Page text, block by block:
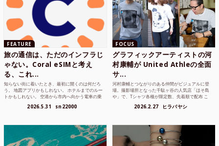
FEATURE
旅の通信は、ただのインフラじ
ゃない。Coral eSIMと考え
る、これ...
知らない街に着いたとき、最初に開くのは何だろ
う。 地図アプリかもしれない。 ホテルまでのルー
トかもしれない。 空港から市内へ向かう電車の乗
2026.5.31 sn22000
FOCUS
グラフィックアーティストの河
村康輔が United Athleの全面
サ...
河村康輔とつながりのある仲間がビジュアルに登
場。撮影場所となった千駄ヶ谷の人気店「ほそ島
や」で、Tシャツ各種が限定数、先着順で配布 こ
2026.2.27 ヒラバヤシ